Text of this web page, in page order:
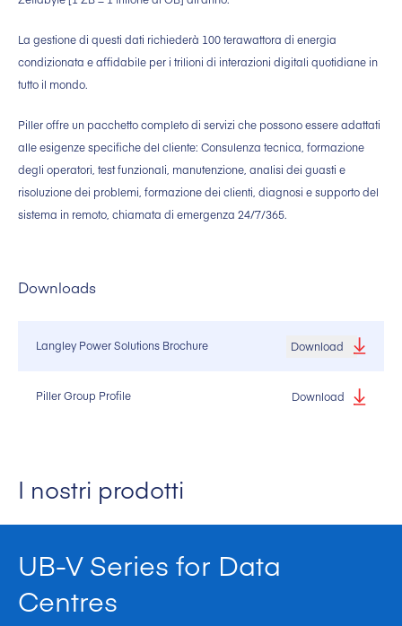
La gestione di questi dati richiederà 100 terawattora di energia
condizionata e affidabile per i trilioni di interazioni digitali quotidiane in
tutto il mondo.
Piller offre un pacchetto completo di servizi che possono essere adattati
alle esigenze specifiche del cliente: Consulenza tecnica, formazione
degli operatori, test funzionali, manutenzione, analisi dei guasti e
risoluzione dei problemi, formazione dei clienti, diagnosi e supporto del
sistema in remoto, chiamata di emergenza 24/7/365.
Downloads
Langley Power Solutions Brochure Download
Piller Group Profile Download
I nostri prodotti
UB-V Series for Data
Centres